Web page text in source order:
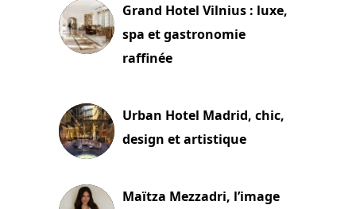
Grand Hotel Vilnius : luxe,
spa et gastronomie
raffinée
Urban Hotel Madrid, chic,
design et artistique
Maïtza Mezzadri, l’image